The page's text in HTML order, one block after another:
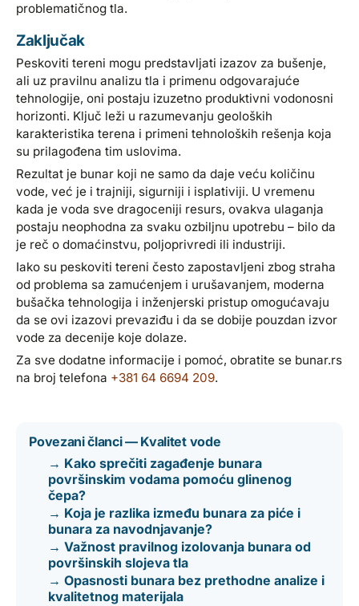
problematičnog tla.
Zaključak
Peskoviti tereni mogu predstavljati izazov za bušenje,
ali uz pravilnu analizu tla i primenu odgovarajuće
tehnologije, oni postaju izuzetno produktivni vodonosni
horizonti. Ključ leži u razumevanju geoloških
karakteristika terena i primeni tehnoloških rešenja koja
su prilagođena tim uslovima.
Rezultat je bunar koji ne samo da daje veću količinu
vode, već je i trajniji, sigurniji i isplativiji. U vremenu
kada je voda sve dragoceniji resurs, ovakva ulaganja
postaju neophodna za svaku ozbiljnu upotrebu – bilo da
je reč o domaćinstvu, poljoprivredi ili industriji.
Iako su peskoviti tereni često zapostavljeni zbog straha
od problema sa zamućenjem i urušavanjem, moderna
bušačka tehnologija i inženjerski pristup omogućavaju
da se ovi izazovi prevaziđu i da se dobije pouzdan izvor
vode za decenije koje dolaze.
Za sve dodatne informacije i pomoć, obratite se bunar.rs
na broj telefona +381 64 6694 209.
Povezani članci — Kvalitet vode
→ Kako sprečiti zagađenje bunara
površinskim vodama pomoću glinenog
čepa?
→ Koja je razlika između bunara za piće i
bunara za navodnjavanje?
→ Važnost pravilnog izolovanja bunara od
površinskih slojeva tla
→ Opasnosti bunara bez prethodne analize i
kvalitetnog materijala